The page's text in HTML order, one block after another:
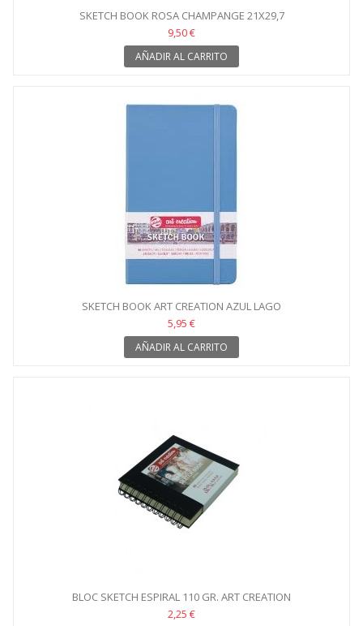
SKETCH BOOK ROSA CHAMPANGE 21X29,7
9,50 €
AÑADIR AL CARRITO
SKETCH BOOK ART CREATION AZUL LAGO
5,95 €
AÑADIR AL CARRITO
BLOC SKETCH ESPIRAL 110 GR. ART CREATION
2,25 €